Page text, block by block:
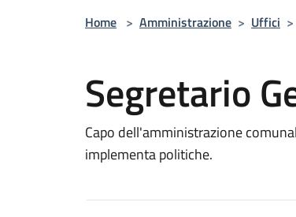
Home > Amministrazione > Uffici >
Segretario
Capo dell'amministrazione
implementa politiche.